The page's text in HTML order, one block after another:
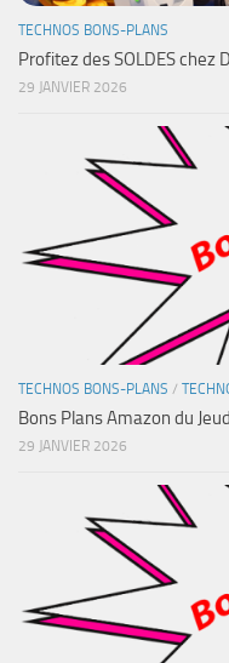
TECHNOS BONS-PLANS
Profitez des SOLDES chez
29 JANVIER 2026
TECHNOS BONS-PLANS /
Bons Plans Amazon du
29 JANVIER 2026